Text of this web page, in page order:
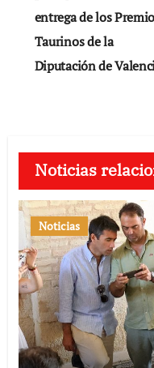
entradas
entrega de los
Taurinos de la
Diputación de
Noticias
Noticias